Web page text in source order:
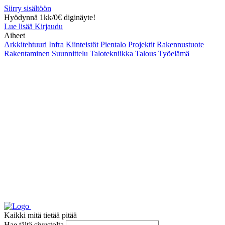
Siirry sisältöön
Hyödynnä 1kk/0€ diginäyte!
Lue lisää Kirjaudu
Aiheet
Arkkitehtuuri Infra Kiinteistöt Pientalo Projektit Rakennustuote
Rakentaminen Suunnittelu Talotekniikka Talous Työelämä
Kaikki mitä tietää pitää